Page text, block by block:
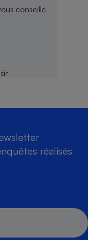
conseille
réalisés